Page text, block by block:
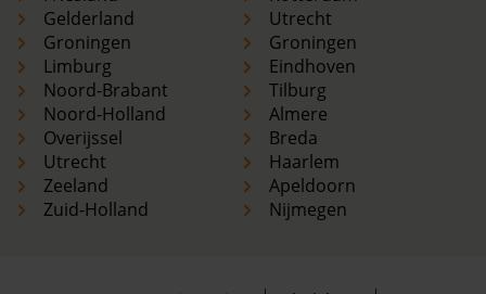
Gelderland
Groningen
Limburg
Noord-Brabant
Noord-Holland
Overijssel
Utrecht
Zeeland
Zuid-Holland
Utrecht
Groningen
Eindhoven
Tilburg
Almere
Breda
Haarlem
Apeldoorn
Nijmegen